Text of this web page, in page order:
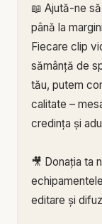
📖 Ajută-ne
până la
Fiecare clip
sămânță de
tău, putem
calitate –
credința și
🎥 Donația ta
editare și